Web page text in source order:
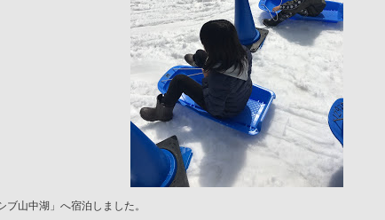
ブ山中湖」へ宿泊しました。